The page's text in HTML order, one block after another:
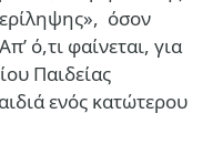
όσον
ό,τι φαίνεται, για
Παιδείας
ενός κατώτερου